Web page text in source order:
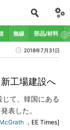
無線 部品/材料
2018年7月31日
工場建設へ
て、韓国にある
表した。
，EE Times]